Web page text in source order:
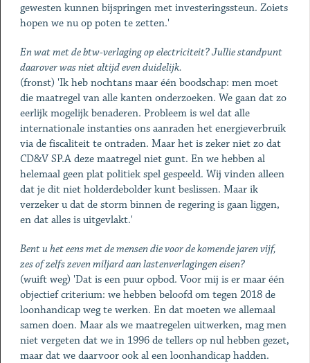
gewesten kunnen bijspringen met investeringssteun. Zoiets
hopen we nu op poten te zetten.'
En wat met de btw-verlaging op electriciteit? Jullie standpunt
daarover was niet altijd even duidelijk.
(fronst) 'Ik heb nochtans maar één boodschap: men moet
die maatregel van alle kanten onderzoeken. We gaan dat zo
eerlijk mogelijk benaderen. Probleem is wel dat alle
internationale instanties ons aanraden het energieverbruik
via de fiscaliteit te ontraden. Maar het is zeker niet zo dat
CD&V SP.A deze maatregel niet gunt. En we hebben al
helemaal geen plat politiek spel gespeeld. Wij vinden alleen
dat je dit niet holderdebolder kunt beslissen. Maar ik
verzeker u dat de storm binnen de regering is gaan liggen,
en dat alles is uitgevlakt.'
Bent u het eens met de mensen die voor de komende jaren vijf,
zes of zelfs zeven miljard aan lastenverlagingen eisen?
(wuift weg) 'Dat is een puur opbod. Voor mij is er maar één
objectief criterium: we hebben beloofd om tegen 2018 de
loonhandicap weg te werken. En dat moeten we allemaal
samen doen. Maar als we maatregelen uitwerken, mag men
niet vergeten dat we in 1996 de tellers op nul hebben gezet,
maar dat we daarvoor ook al een loonhandicap hadden.